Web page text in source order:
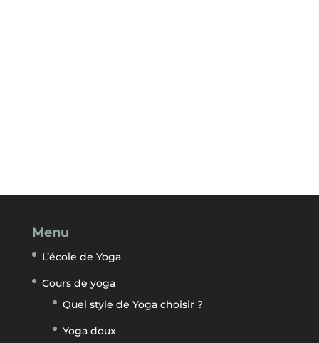
Menu
L’école de Yoga
Cours de yoga
Quel style de Yoga choisir ?
Yoga doux